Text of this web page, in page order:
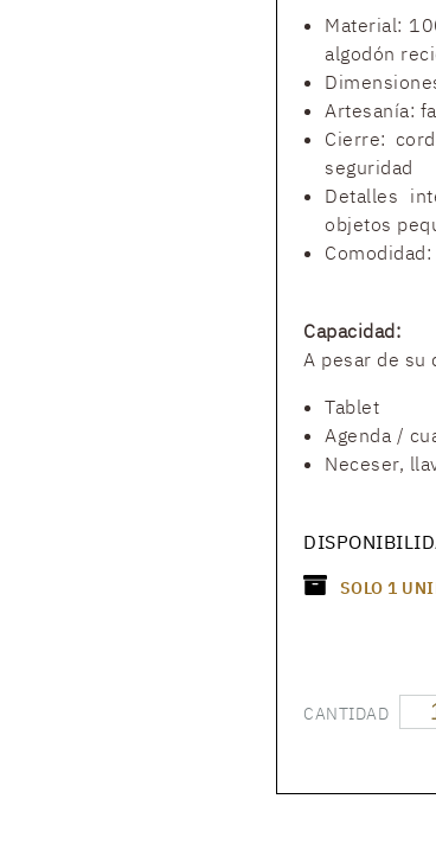
Material:
algodón
Artesanía:
Cierre:
seguridad
Detalles
objetos
Capacidad:
A pesar de su
Tablet
Agenda /
Neceser,
SOLO 1
CANTIDAD